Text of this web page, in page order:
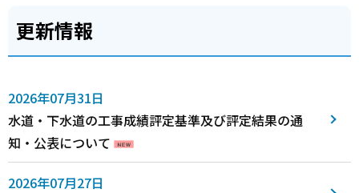
更新情報
2026年07月31日
水道・下水道の工事成績評定基準及び評定結果の通
知・公表について
2026年07月27日